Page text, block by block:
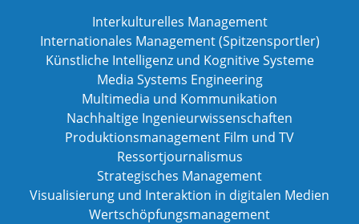
Interkulturelles Management
Internationales Management (Spitzensportler)
Künstliche Intelligenz und Kognitive Systeme
Media Systems Engineering
Multimedia und Kommunikation
Nachhaltige Ingenieurwissenschaften
Produktionsmanagement Film und TV
Ressortjournalismus
Strategisches Management
Visualisierung und Interaktion in digitalen Medien
Wertschöpfungsmanagement